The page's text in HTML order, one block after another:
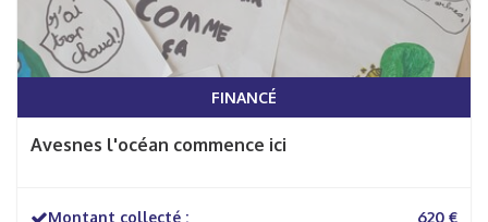
FINANCÉ
Avesnes l'océan commence ici
Montant collecté : 620 €